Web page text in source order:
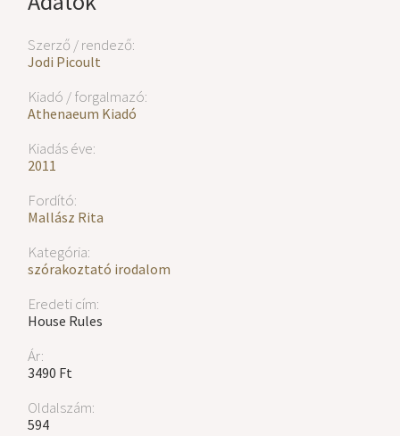
Szerző / rendező:
Jodi Picoult
Kiadó / forgalmazó:
Athenaeum Kiadó
Kiadás éve:
2011
Fordító:
Mallász Rita
Kategória:
szórakoztató irodalom
Eredeti cím:
House Rules
Ár:
3490 Ft
Oldalszám:
594